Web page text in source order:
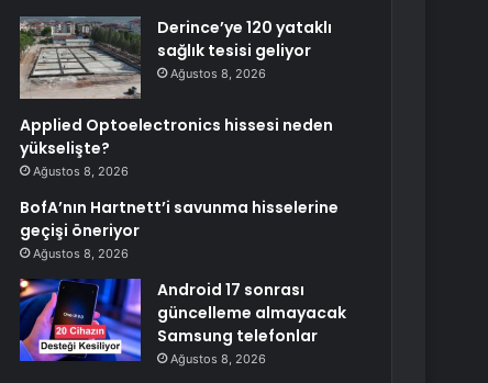
Derince’ye 120 yataklı
sağlık tesisi geliyor
Ağustos 8, 2026
Applied Optoelectronics hissesi neden
yükselişte?
Ağustos 8, 2026
BofA’nın Hartnett’i savunma hisselerine
geçişi öneriyor
Ağustos 8, 2026
Android 17 sonrası
güncelleme almayacak
Samsung telefonlar
Ağustos 8, 2026